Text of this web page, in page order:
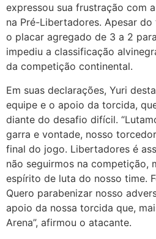
expressou sua frustração com
na Pré-Libertadores. Apesar
o placar agregado de 3 a 2
impediu a classificação
da competição continental.
Em suas declarações, Yuri
equipe e o apoio da torcida,
diante do desafio difícil.
garra e vontade, nosso
final do jogo. Libertadores é
não seguirmos na competição,
espírito de luta do nosso time.
Quero parabenizar nosso
apoio da nossa torcida que,
Arena”, afirmou o atacante.